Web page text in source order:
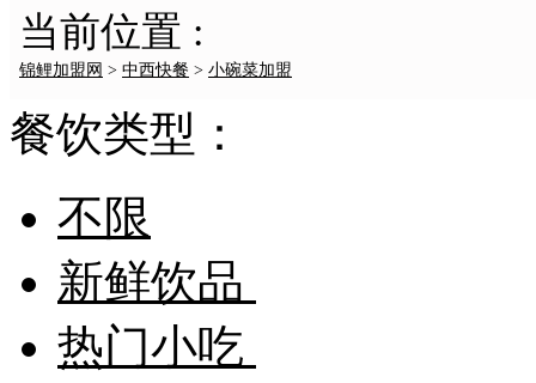
当前位置 :
锦鲤加盟网 > 中西快餐 > 小碗菜加盟
餐饮类型：
不限
新鲜饮品
热门小吃